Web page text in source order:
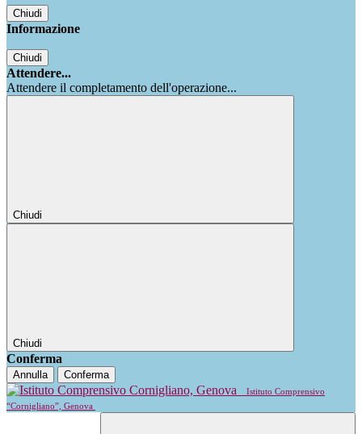
Chiudi
Informazione
Chiudi
Attendere...
Attendere il completamento dell'operazione...
Chiudi
Chiudi
Conferma
Annulla Conferma
Istituto Comprensivo
“Cornigliano”, Genova